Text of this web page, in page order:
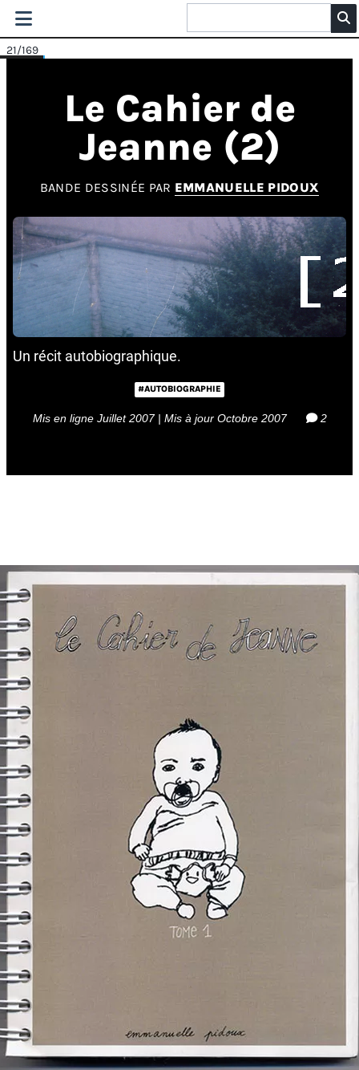
21/169
Le Cahier de
Jeanne (2)
BANDE DESSINÉE PAR EMMANUELLE PIDOUX
Un récit autobiographique.
#AUTOBIOGRAPHIE
Mis en ligne Juillet 2007 | Mis à jour Octobre 2007 2